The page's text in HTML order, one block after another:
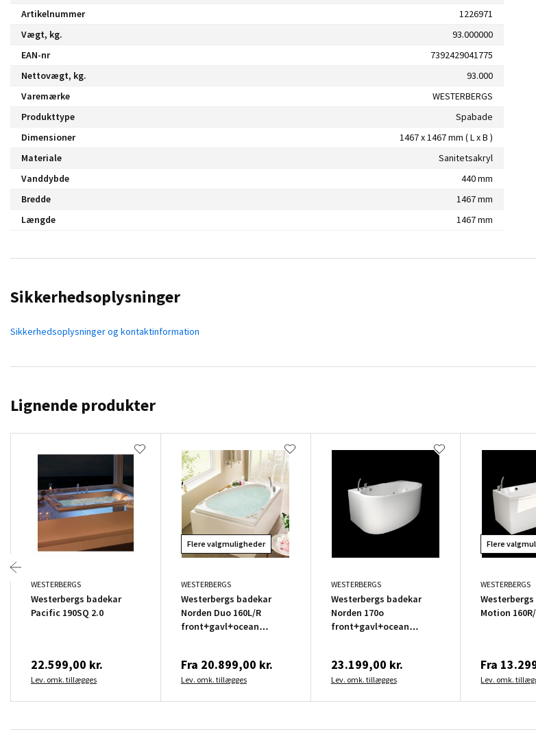
Artikelnummer
1226971
Vægt, kg.
93.000000
EAN-nr
7392429041775
Nettovægt, kg.
93.000
Varemærke
WESTERBERGS
Produkttype
Spabade
Dimensioner
1467 x 1467 mm ( L x B )
Materiale
Sanitetsakryl
Vanddybde
440 mm
Bredde
1467 mm
Længde
1467 mm
Sikkerhedsoplysninger
Sikkerhedsoplysninger og kontaktinformation
Lignende produkter
WESTERBERGS
Westerbergs badekar
Pacific 190SQ 2.0
22.599,00 kr.
Lev. omk. tillægges
Flere valgmuligheder
WESTERBERGS
Westerbergs badekar
Norden Duo 160L/R
front+gavl+ocean
Fra 20.899,00 kr.
Lev. omk. tillægges
WESTERBERGS
Westerbergs badekar
Norden 170o
front+gavl+ocean
23.199,00 kr.
Lev. omk. tillægges
Flere
WESTERBERGS
Motion
Fra
Lev. omk.